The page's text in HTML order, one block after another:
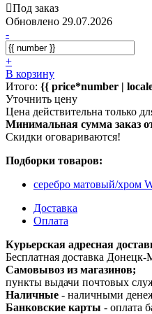
Под заказ
Обновлено 29.07.2026
-
+
В корзину
Итого: {{ price*number |
Уточнить цену
Цена действительна только
Минимальная сумма заказ
Скидки оговариваются!
Подборки товаров:
серебро матовый/хром
Доставка
Оплата
Курьерская адресная
Бесплатная доставка Донецк-
Самовывоз из магазинов;
пункты выдачи почтовых
Наличные - наличными
Банковские карты - оплата